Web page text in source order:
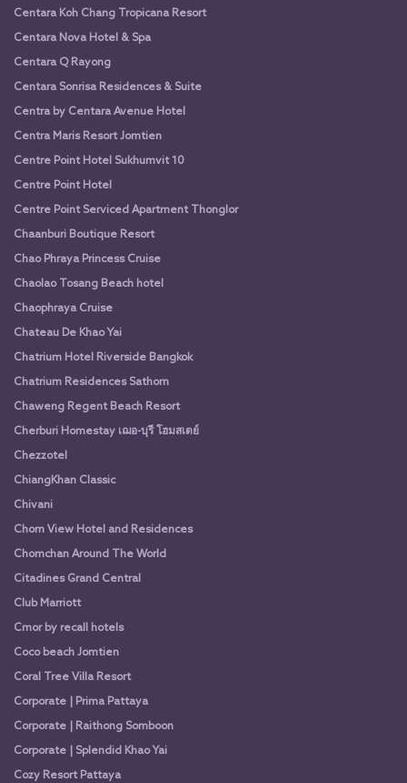
Centara Koh Chang Tropicana Resort
Centara Nova Hotel & Spa
Centara Q Rayong
Centara Sonrisa Residences & Suite
Centra by Centara Avenue Hotel
Centra Maris Resort Jomtien
Centre Point Hotel Sukhumvit 10
Centre Point Hotel
Centre Point Serviced Apartment Thonglor
Chaanburi Boutique Resort
Chao Phraya Princess Cruise
Chaolao Tosang Beach hotel
Chaophraya Cruise
Chateau De Khao Yai
Chatrium Hotel Riverside Bangkok
Chatrium Residences Sathorn
Chaweng Regent Beach Resort
Cherburi Homestay เฌอ-บุรี โฮมสเตย์
Chezzotel
ChiangKhan Classic
Chivani
Chom View Hotel and Residences
Chomchan Around The World
Citadines Grand Central
Club Marriott
Cmor by recall hotels
Coco beach Jomtien
Coral Tree Villa Resort
Corporate | Prima Pattaya
Corporate | Raithong Somboon
Corporate | Splendid Khao Yai
Cozy Resort Pattaya